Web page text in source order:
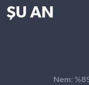
ŞU AN
Nem: